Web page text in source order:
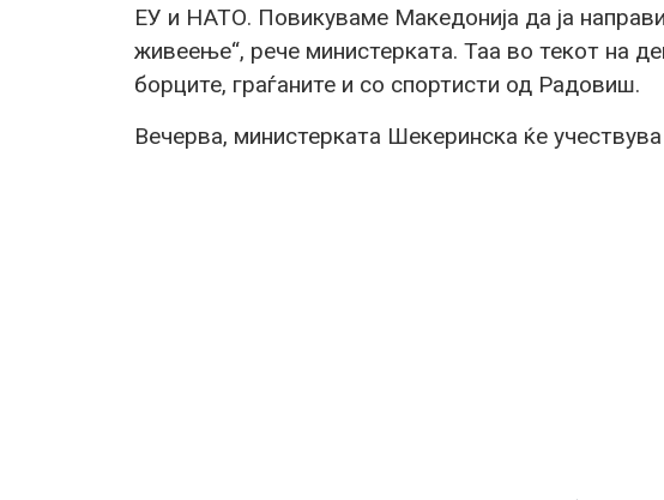
ЕУ и НАТО. Повикуваме Македонија да ја
живеење“, рече министерката. Таа во текот на
борците, граѓаните и со спортисти од Радовиш.
Вечерва, министерката Шекеринска ќе